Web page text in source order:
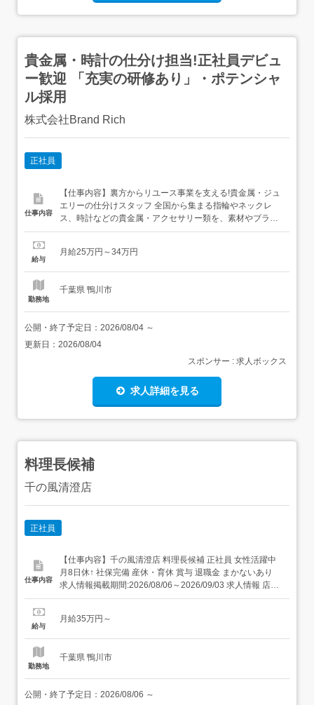
貴金属・時計の仕分け担当!正社員デビュ
ー歓迎 「充実の研修あり」・ポテンシャ
ル採用
株式会社Brand Rich
正社員
仕事内容
【仕事内容】裏方からリユース事業を支える!貴金属・ジュ
エリーの仕分けスタッフ 全国から集まる指輪やネックレ
ス、時計などの貴金属・アクセサリー類を、素材やブラン
ドごとに仕分けるお仕事です。専門的な査定業務はバイヤ
できます! <具体的な業務内容>・宅配買取や店舗から届い
給与
月給25万円～34万円
勤務地
千葉県 鴨川市
公開・終了予定日： 2026/08/04 ～
更新日： 2026/08/04
スポンサー : 求人ボックス
求人詳細を見る
料理長候補
千の風清澄店
正社員
仕事内容
【仕事内容】千の風清澄店 料理長候補 正社員 女性活躍中
月8日休↑ 社保完備 産休・育休 賞与 退職金 まかないあり
求人情報掲載期間:2026/08/06～2026/09/03 求人情報 店舗
の特徴 施設内調理(病院・老人ホーム・福祉施設) 住 所 千
徒歩18分 新規事業所O...
給与
月給35万円～
勤務地
千葉県 鴨川市
公開・終了予定日： 2026/08/06 ～